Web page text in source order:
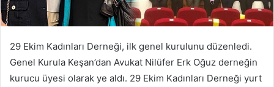
29 Ekim Kadınları Derneği, ilk genel kurulunu düzenledi.
Genel Kurula Keşan’dan Avukat Nilüfer Erk Oğuz derneğin
kurucu üyesi olarak ye aldı. 29 Ekim Kadınları Derneği yurt